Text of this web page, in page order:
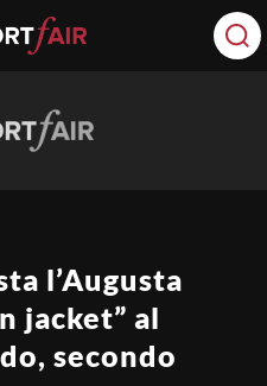
l’Augusta
jacket” al
secondo